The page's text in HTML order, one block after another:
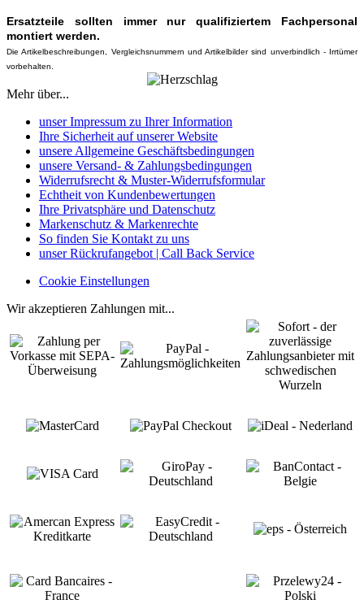
Ersatzteile sollten immer nur qualifiziertem Fachpersonal
montiert werden.
Die Artikelbeschreibungen, Vergleichsnummern und Artikelbilder sind unverbindlich - Irrtümer
vorbehalten.
Mehr über...
unser Impressum zu Ihrer Information
Ihre Sicherheit auf unserer Website
unsere Allgemeine Geschäftsbedingungen
unsere Versand- & Zahlungsbedingungen
Widerrufsrecht & Muster-Widerrufsformular
Echtheit von Kundenbewertungen
Ihre Privatsphäre und Datenschutz
Markenschutz & Markenrechte
So finden Sie Kontakt zu uns
unser Rückrufangebot | Call Back Service
Cookie Einstellungen
Wir akzeptieren Zahlungen mit...